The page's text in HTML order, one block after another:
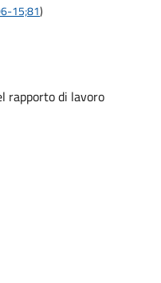
15;81)
rapporto di lavoro